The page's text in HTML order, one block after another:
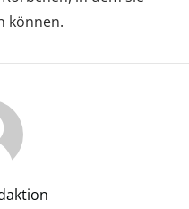
können.